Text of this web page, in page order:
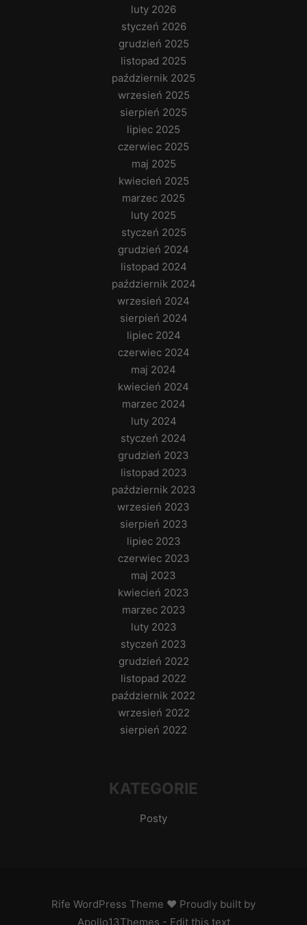
luty 2026
styczeń 2026
grudzień 2025
listopad 2025
październik 2025
wrzesień 2025
sierpień 2025
lipiec 2025
czerwiec 2025
maj 2025
kwiecień 2025
marzec 2025
luty 2025
styczeń 2025
grudzień 2024
listopad 2024
październik 2024
wrzesień 2024
sierpień 2024
lipiec 2024
czerwiec 2024
maj 2024
kwiecień 2024
marzec 2024
luty 2024
styczeń 2024
grudzień 2023
listopad 2023
październik 2023
wrzesień 2023
sierpień 2023
lipiec 2023
czerwiec 2023
maj 2023
kwiecień 2023
marzec 2023
luty 2023
styczeń 2023
grudzień 2022
listopad 2022
październik 2022
wrzesień 2022
sierpień 2022
KATEGORIE
Posty
Rife WordPress Theme ♥ Proudly built by
Apollo13Themes - Edit this text